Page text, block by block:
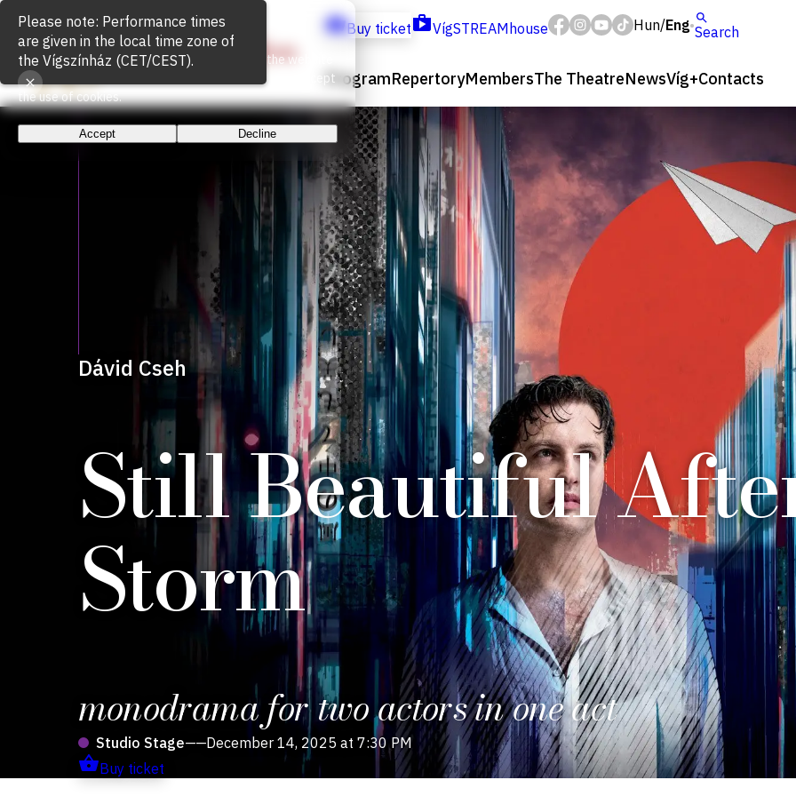
Buy ticket VígSTREAMhouse Hun/Eng Search
ProgramRepertoryMembersThe TheatreNewsVíg+Contacts
Dávid Cseh
Still Beautiful
Storm
monodrama for two actors in one act
Studio Stage——December 14, 2025 at 7:30 PM
Buy ticket
Cookie Usage
We use cookies for the proper functioning of the website
and to measure website traffic. By continuing, you accept
the use of cookies.
Accept Decline